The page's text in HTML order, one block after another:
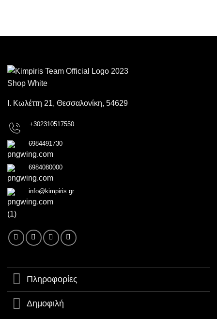
Ι. Κωλέττη 21, Θεσσαλονίκη, 54629
+302310517550
6984491730
6984080000
info@kimpiris.gr
Πληροφορίες
Δημοφιλή